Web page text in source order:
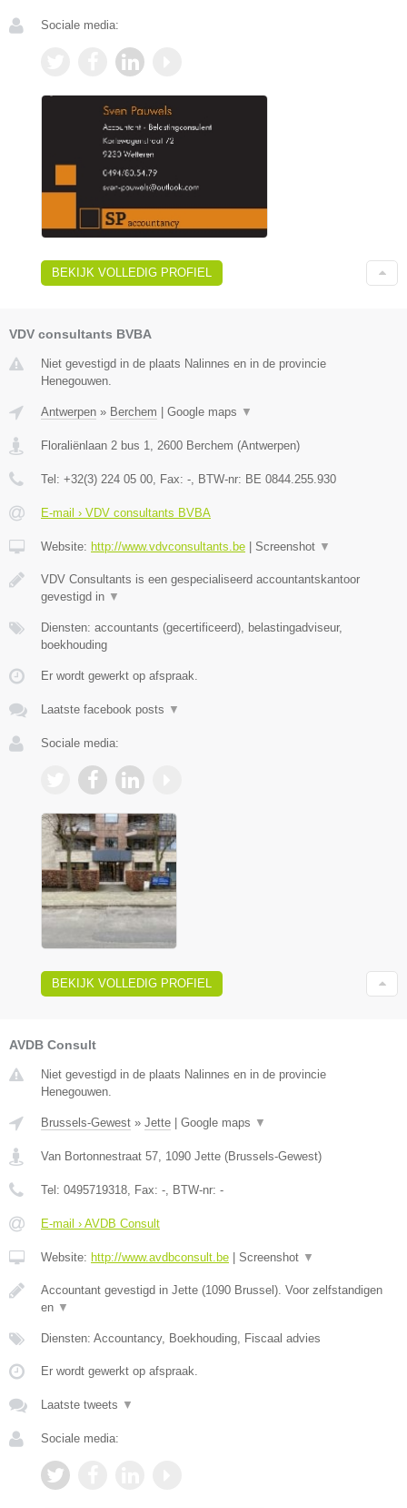
Sociale media:
BEKIJK VOLLEDIG PROFIEL
VDV consultants BVBA
Niet gevestigd in de plaats Nalinnes en in de provincie
Henegouwen.
Antwerpen » Berchem | Google maps ▼
Floraliënlaan 2 bus 1 2600 Berchem (Antwerpen)
Tel: +32(3) 224 05 00 , Fax: - , BTW-nr: BE 0844.255.930
E-mail › VDV consultants BVBA
Website: http://www.vdvconsultants.be | Screenshot ▼
VDV Consultants is een gespecialiseerd accountantskantoor
gevestigd in ▼
Diensten: accountants (gecertificeerd), belastingadviseur,
boekhouding
Er wordt gewerkt op afspraak.
Laatste facebook posts ▼
Sociale media:
BEKIJK VOLLEDIG PROFIEL
AVDB Consult
Niet gevestigd in de plaats Nalinnes en in de provincie
Henegouwen.
Brussels-Gewest » Jette | Google maps ▼
Van Bortonnestraat 57 1090 Jette (Brussels-Gewest)
Tel: 0495719318 , Fax: - , BTW-nr: -
E-mail › AVDB Consult
Website: http://www.avdbconsult.be | Screenshot ▼
Accountant gevestigd in Jette (1090 Brussel). Voor zelfstandigen
en ▼
Diensten: Accountancy, Boekhouding, Fiscaal advies
Er wordt gewerkt op afspraak.
Laatste tweets ▼
Sociale media: